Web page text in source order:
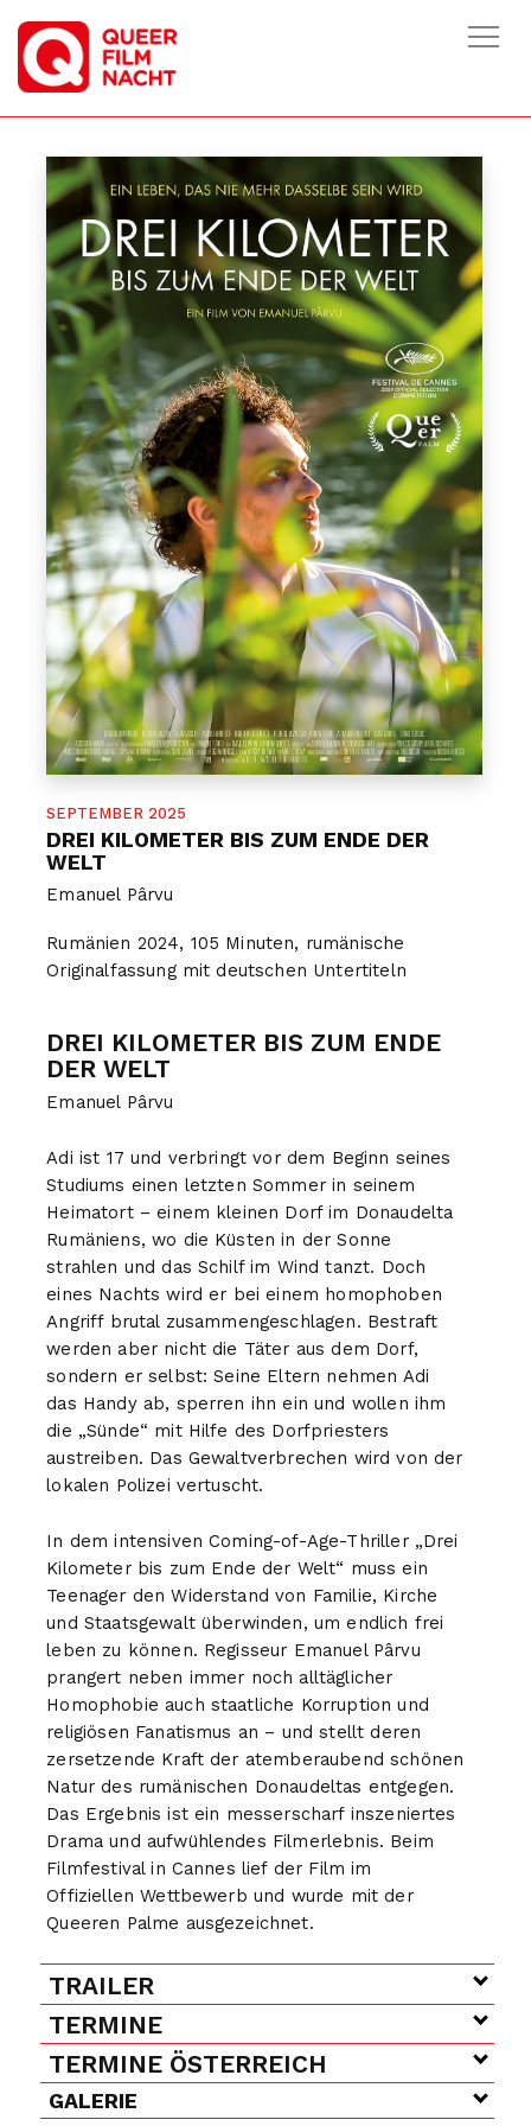
SEPTEMBER 2025
DREI KILOMETER BIS ZUM ENDE DER
WELT
Emanuel Pârvu
Rumänien 2024, 105 Minuten, rumänische
Originalfassung mit deutschen Untertiteln
DREI KILOMETER BIS ZUM ENDE
DER WELT
Emanuel Pârvu
Adi ist 17 und verbringt vor dem Beginn seines
Studiums einen letzten Sommer in seinem
Heimatort – einem kleinen Dorf im Donaudelta
Rumäniens, wo die Küsten in der Sonne
strahlen und das Schilf im Wind tanzt. Doch
eines Nachts wird er bei einem homophoben
Angriff brutal zusammengeschlagen. Bestraft
werden aber nicht die Täter aus dem Dorf,
sondern er selbst: Seine Eltern nehmen Adi
das Handy ab, sperren ihn ein und wollen ihm
die „Sünde“ mit Hilfe des Dorfpriesters
austreiben. Das Gewaltverbrechen wird von der
lokalen Polizei vertuscht.
In dem intensiven Coming-of-Age-Thriller „Drei
Kilometer bis zum Ende der Welt“ muss ein
Teenager den Widerstand von Familie, Kirche
und Staatsgewalt überwinden, um endlich frei
leben zu können. Regisseur Emanuel Pârvu
prangert neben immer noch alltäglicher
Homophobie auch staatliche Korruption und
religiösen Fanatismus an – und stellt deren
zersetzende Kraft der atemberaubend schönen
Natur des rumänischen Donaudeltas entgegen.
Das Ergebnis ist ein messerscharf inszeniertes
Drama und aufwühlendes Filmerlebnis. Beim
Filmfestival in Cannes lief der Film im
Offiziellen Wettbewerb und wurde mit der
Queeren Palme ausgezeichnet.
TRAILER
TERMINE
TERMINE ÖSTERREICH
GALERIE